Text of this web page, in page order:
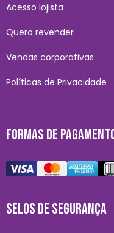
Acesso lojista
Quero revender
Vendas corporativas
Políticas de Privacidade
FORMAS DE
SELOS DE SEGURANÇA